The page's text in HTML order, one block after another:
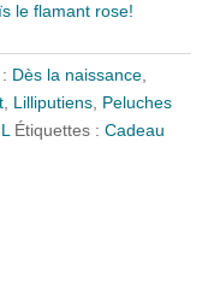
le flamant rose!
Dès la naissance,
, Lilliputiens, Peluches
Étiquettes :Cadeau